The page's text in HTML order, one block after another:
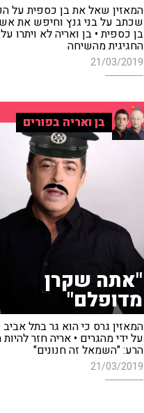
המאזין שאל את בן כספית על
שכתב על בני גנץ וחיפש את
בן כספית • בן ואריה לא ויתרו
החגיגית מהשיחה
21/03/2019
בן ואריה בפורים
"אתה שקרן
מדופלם"
המאזין גרס כי הוא גר בתל
על ידי מהגרים • אריה חזר
הרע: "השמאל זה חנונים"
21/03/2019